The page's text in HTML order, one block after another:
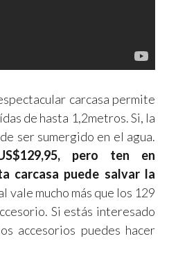
carcasa permite
de hasta 1,2metros. Si, la
ser sumergido en el agua.
pero ten en
carcasa puede salvar la
vale mucho más que los 129
Si estás interesado
accesorios puedes hacer